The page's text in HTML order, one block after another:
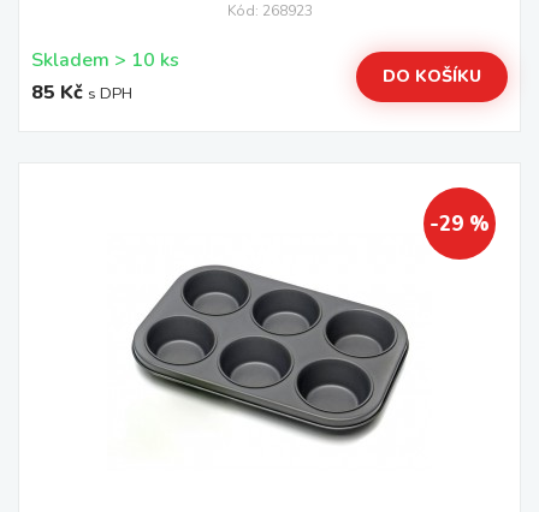
Kód: 268923
Skladem > 10 ks
85 Kč s DPH
DO KOŠÍKU
-29 %